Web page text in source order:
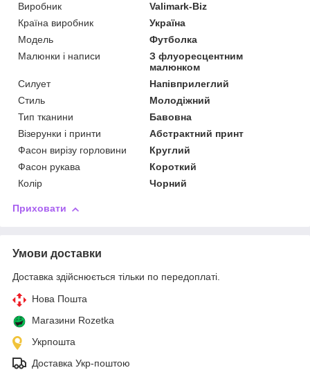
Виробник
Valimark-Biz
Країна виробник
Україна
Модель
Футболка
Малюнки і написи
З флуоресцентним
малюнком
Силует
Напівприлеглий
Стиль
Молодіжний
Тип тканини
Бавовна
Візерунки і принти
Абстрактний принт
Фасон вирізу горловини
Круглий
Фасон рукава
Короткий
Колір
Чорний
Приховати
Умови доставки
Доставка здійснюється тільки по передоплаті.
Нова Пошта
Магазини Rozetka
Укрпошта
Доставка Укр-поштою